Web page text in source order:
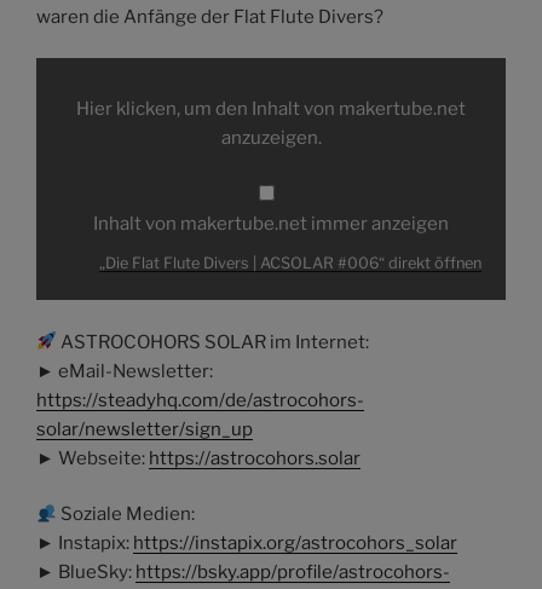
waren die Anfänge der Flat Flute Divers?
Divers
anzeigen
Hier klicken, um den Inhalt von makertube.net
anzuzeigen.
Inhalt von makertube.net immer anzeigen
„Die Flat Flute Divers | ACSOLAR #006“ direkt öffnen
ASTROCOHORS SOLAR im Internet:
► eMail-Newsletter:
https://steadyhq.com/de/astrocohors-
solar/newsletter/sign_up
► Webseite: https://astrocohors.solar
Soziale Medien:
► Instapix: https://instapix.org/astrocohors_solar
► BlueSky: https://bsky.app/profile/astrocohors-